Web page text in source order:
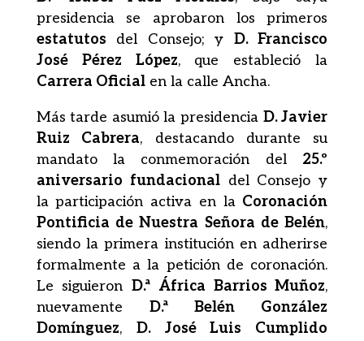
presidencia se aprobaron los primeros
estatutos del Consejo; y D. Francisco
José Pérez López, que estableció la
Carrera Oficialen la calle Ancha.
Más tarde asumió la presidencia D. Javier
Ruiz Cabrera, destacando durante su
mandato la conmemoración del 25.º
aniversario fundacionaldel Consejo y
la participación activa en la Coronación
Pontificia de Nuestra Señora de Belén,
siendo la primera institución en adherirse
formalmente a la petición de coronación.
Le siguieronD.ª África Barrios Muñoz,
nuevamente D.ª Belén González
Domínguez, D. José Luis Cumplido